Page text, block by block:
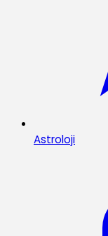
Astroloji